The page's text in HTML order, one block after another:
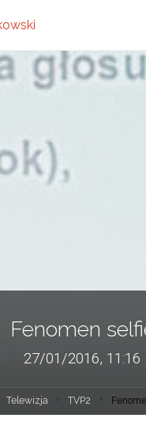
Fenomen
27/01/2016, 11:16
Telewizja TVP2